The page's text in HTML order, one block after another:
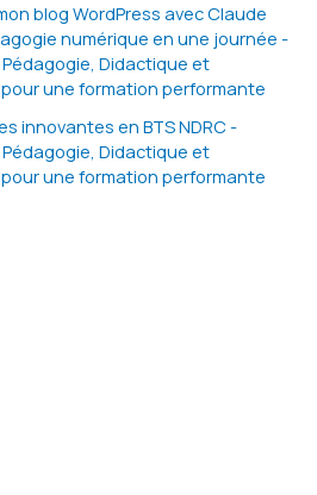
blog WordPress avec Claude
numérique en une journée -
Pédagogie, Didactique et
pour une formation performante
innovantes en BTS NDRC -
Pédagogie, Didactique et
pour une formation performante